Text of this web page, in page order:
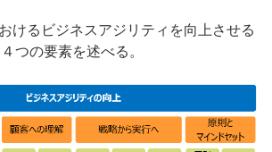
けるビジネスアジリティを向上させる
つの要素を述べる。